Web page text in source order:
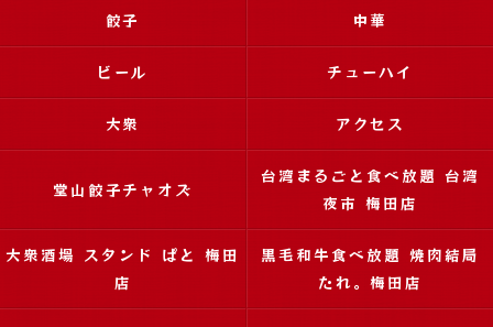
餃子 中華
ビール チューハイ
大衆 アクセス
堂山餃子チャオズ
台湾まるごと食べ放題 台湾
夜市 梅田店
大衆酒場 スタンド ぱと 梅田
店
黒毛和牛食べ放題 焼肉結局
たれ。梅田店